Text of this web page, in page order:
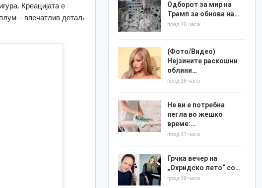
Креацијата е
– впечатлив детаљ
Одборот за мир на
Трамп за обнова на…
пред 16 часа
(Фото/Видео)
Нејзините раскошни
облини…
пред 16 часа
Не ви е потребна
пегла во жешко
време:…
пред 17 часа
Грчка вечер на
„Охридско лето“ со…
пред 19 часа